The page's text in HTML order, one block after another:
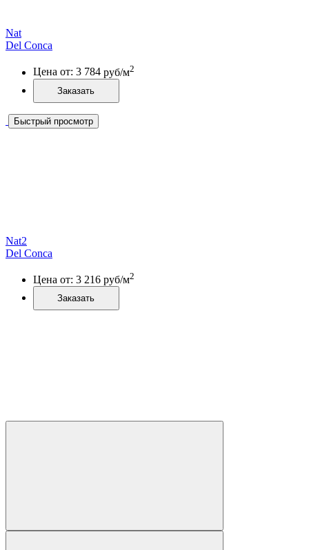
Nat
Del Conca
Цена от: 3 784 руб/м2
Заказать
Быстрый просмотр
Nat2
Del Conca
Цена от: 3 216 руб/м2
Заказать